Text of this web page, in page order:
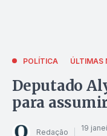
POLÍTICA ÚLTIMAS
Deputado
para
Redação 19